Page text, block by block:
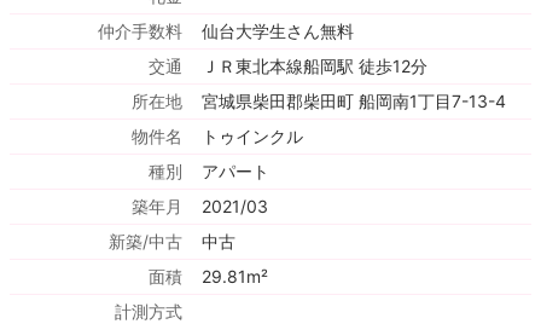
仲介手数料
仙台大学生さん無料
交通
ＪＲ東北本線船岡駅 徒歩12分
所在地
宮城県柴田郡柴田町 船岡南1丁目7-13-4
物件名
トゥインクル
種別
アパート
築年月
2021/03
新築/中古
中古
面積
29.81m²
計測方式